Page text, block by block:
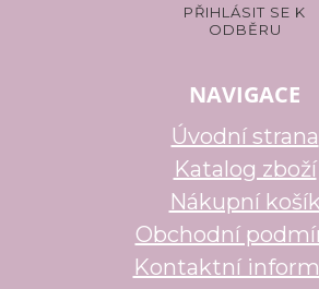
NAVIGACE
Úvodní strana
Katalog zboží
Nákupní košík
Obchodní
Kontaktní